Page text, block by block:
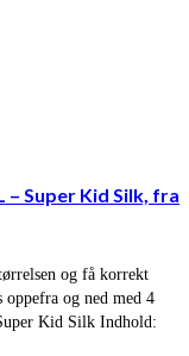
– Super Kid Silk, fra
og få korrekt
og ned med 4
Kid Silk Indhold: